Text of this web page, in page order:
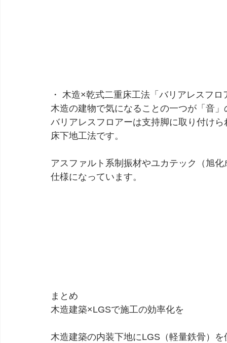
・ 木造×乾式二重床工法「バリアレスフロ
木造の建物で気になることの一つが「音」
バリアレスフロアーは支持脚に取り付け
床下地工法です。
アスファルト系制振材やユカテック（旭
仕様になっています。
まとめ
木造建築×LGSで施工の効率化を
木造建築の内装下地にLGS（軽量鉄骨）